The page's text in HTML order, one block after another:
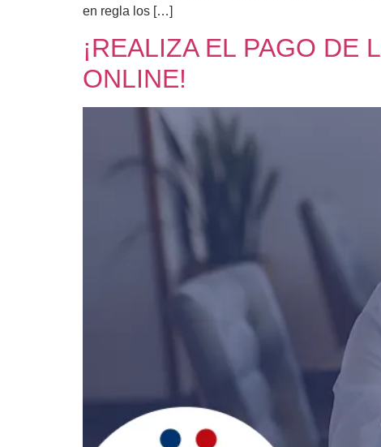
en regla los […]
¡REALIZA EL PAGO DE
ONLINE!